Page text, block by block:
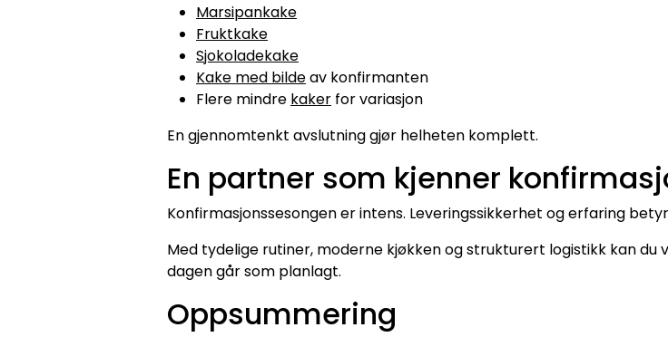
Marsipankake
Fruktkake
Sjokoladekake
Kake med bildeav konfirmanten
Flere mindre kaker for variasjon
En gjennomtenkt avslutning gjør helheten komplett.
En partner som kjenner
Konfirmasjonssesongen er intens. Leveringssikkerhet og erfaring
Med tydelige rutiner, moderne kjøkken og strukturert logistikk kan
dagen går som planlagt.
Oppsummering